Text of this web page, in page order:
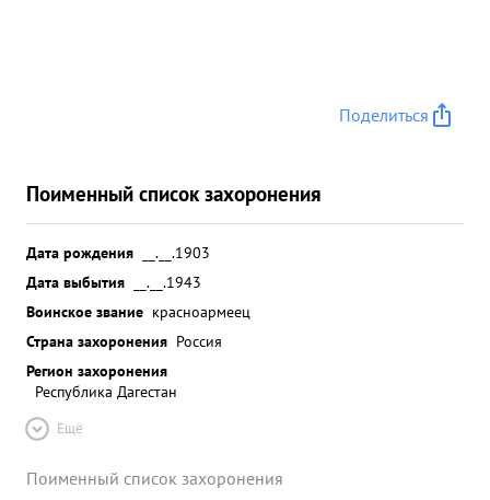
Поделиться
Поименный список захоронения
Дата рождения
__.__.1903
Дата выбытия
__.__.1943
Воинское звание красноармеец
Страна захоронения Россия
Регион захоронения
Республика Дагестан
Ещё
Поименный список захоронения